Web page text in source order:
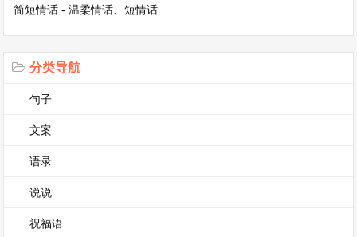
一间老旧的房子，过着平静而单调的生活。
李爷爷的房子对面有一家小小的杂货店，杂货店的
他经常会帮李爷爷做一些力所能及的事情，比如帮
忙搬重物、修理东西等。李爷爷也很喜欢阿强，把
他当作自己的亲人一样看待。
到阿强的杂货店门口围了一群人。他急忙走过去查
简短情话 - 温柔情话、短情话
分类导航
句子
文案
语录
说说
祝福语